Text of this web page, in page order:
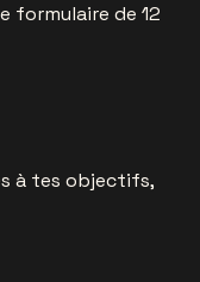
formulaire de 12
à tes objectifs,